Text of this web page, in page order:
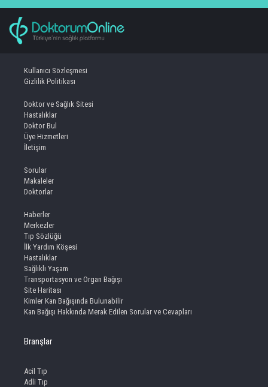
Kullanıcı Sözleşmesi
Gizlilik Politikası
Doktor ve Sağlık Sitesi
Hastalıklar
Doktor Bul
Üye Hizmetleri
İletişim
Sorular
Makaleler
Doktorlar
Haberler
Merkezler
Tıp Sözlüğü
İlk Yardım Köşesi
Hastalıklar
Sağlıklı Yaşam
Transportasyon ve Organ Bağışı
Site Haritası
Kimler Kan Bağışında Bulunabilir
Kan Bağışı Hakkında Merak Edilen Sorular ve Cevapları
Branşlar
Acil Tıp
Adli Tıp